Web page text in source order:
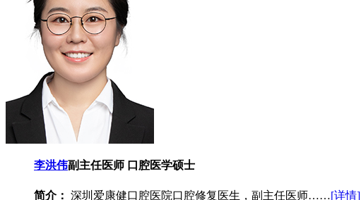
李洪伟副主任医师 口腔医学硕士
简介： 深圳爱康健口腔医院口腔修复医生，副主任医师……[详情]